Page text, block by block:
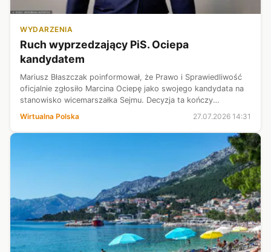
WYDARZENIA
Ruch wyprzedzający PiS. Ociepa
kandydatem
Mariusz Błaszczak poinformował, że Prawo i Sprawiedliwość
oficjalnie zgłosiło Marcina Ociepę jako swojego kandydata na
stanowisko wicemarszałka Sejmu. Decyzja ta kończy
Elżbiety Witek, a jednocześ...
Wirtualna Polska 27.07.2026 14:31